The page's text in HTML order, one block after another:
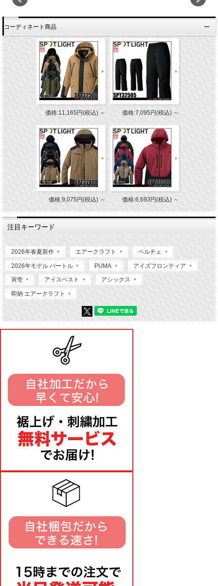
コーディネート商品
価格:11,165円(税込)～ 価格:7,095円(税込)～
価格:9,075円(税込)～ 価格:6,693円(税込)～
注目キーワード
2026年春夏新作 エアークラフト ペルチェ
2026年モデル バートル PUMA アイズフロンティア
寅壱 アイスベスト アシックス
即納 エアークラフト